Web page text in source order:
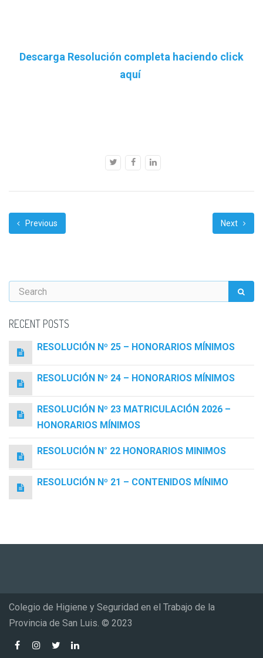
Descarga Resolución completa haciendo click
aquí
Previous Next
RECENT POSTS
RESOLUCIÓN Nº 25 – HONORARIOS MÍNIMOS
RESOLUCIÓN Nº 24 – HONORARIOS MÍNIMOS
RESOLUCIÓN Nº 23 MATRICULACIÓN 2026 –
HONORARIOS MÍNIMOS
RESOLUCIÓN N° 22 HONORARIOS MINIMOS
RESOLUCIÓN Nº 21 – CONTENIDOS MÍNIMO
Colegio de Higiene y Seguridad en el Trabajo de la
Provincia de San Luis. © 2023